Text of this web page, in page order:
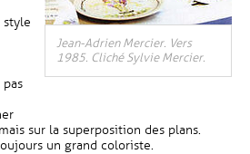
Jean-Adrien Mercier. Vers
1985. Cliché Sylvie Mercier.
style
sur la superposition des plans.
un grand coloriste.